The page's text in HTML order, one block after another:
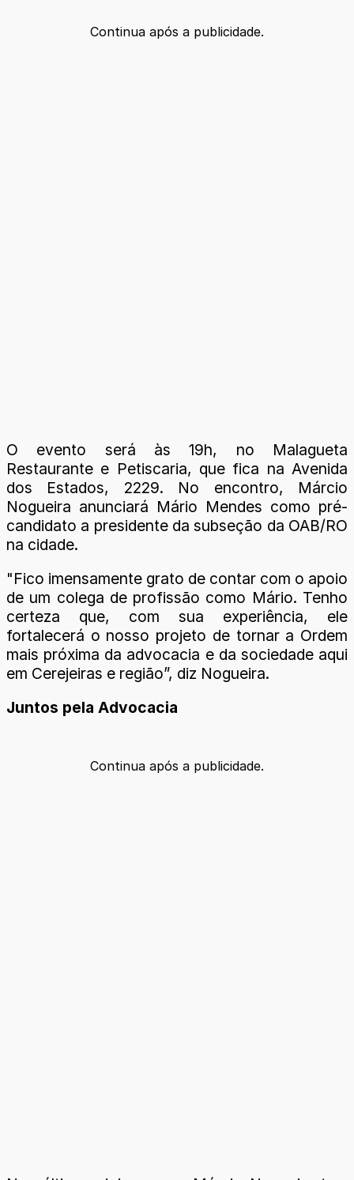
Continua após a publicidade.
O evento será às 19h, no Malagueta
Restaurante e Petiscaria, que fica na Avenida
dos Estados, 2229. No encontro, Márcio
Nogueira anunciará Mário Mendes como pré-
candidato a presidente da subseção da OAB/RO
na cidade.
"Fico imensamente grato de contar com o apoio
de um colega de profissão como Mário. Tenho
certeza que, com sua experiência, ele
fortalecerá o nosso projeto de tornar a Ordem
mais próxima da advocacia e da sociedade aqui
em Cerejeiras e região”, diz Nogueira.
Juntos pela Advocacia
Continua após a publicidade.